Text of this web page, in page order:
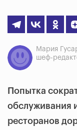
Мария
шеф-
Попытка
обслуживания
ресторанов